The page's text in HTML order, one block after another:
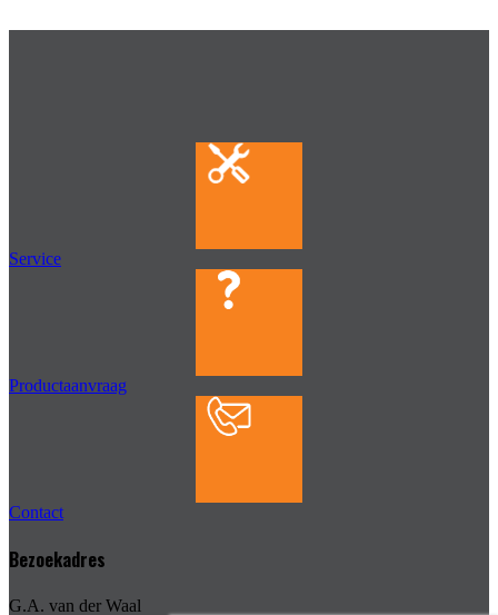
Service
Productaanvraag
Contact
Bezoekadres
G.A. van der Waal